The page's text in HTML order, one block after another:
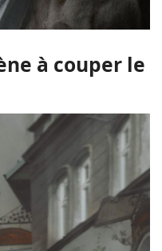
à couper le